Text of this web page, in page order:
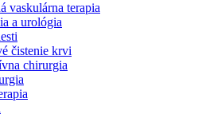
prevádzkujeme poradenstvo
metódam náhrady funkcie
ktoré potrebujete a navštívte nás.
vaskulárna terapia
a urológia
čistenie krvi
chirurgia